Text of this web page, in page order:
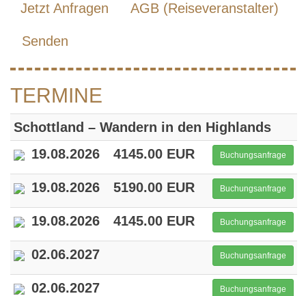
Jetzt Anfragen AGB (Reiseveranstalter)
Senden
TERMINE
Schottland – Wandern in den Highlands
19.08.2026
4145.00 EUR Buchungsanfrage
19.08.2026 5190.00 EUR Buchungsanfrage
19.08.2026 4145.00 EUR Buchungsanfrage
02.06.2027 Buchungsanfrage
02.06.2027 Buchungsanfrage